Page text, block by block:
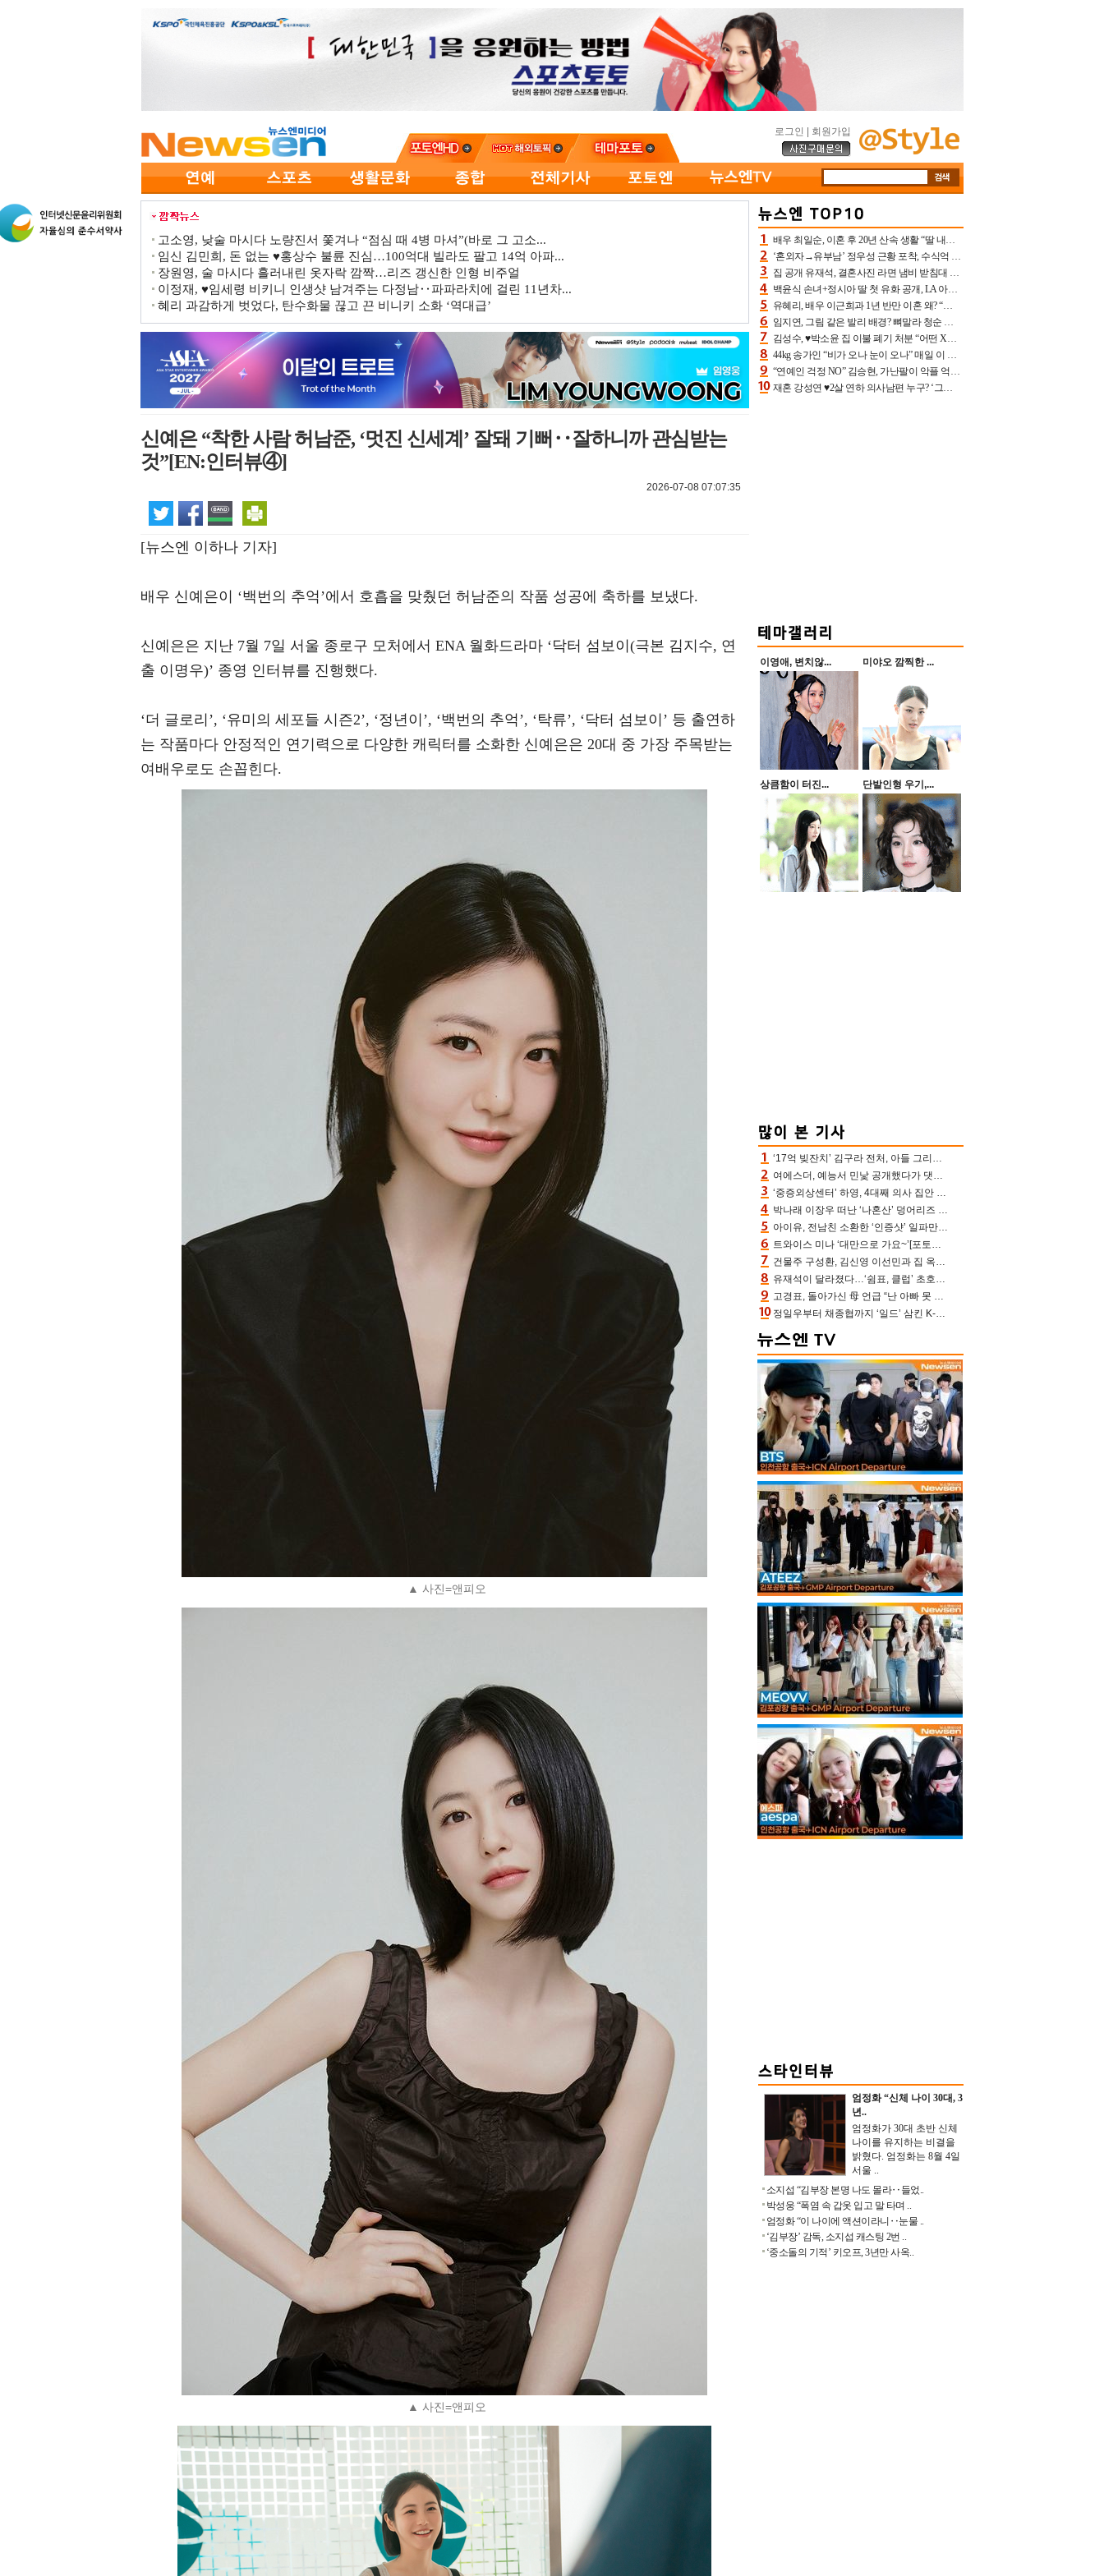
로그인 회원가입
고소영, 낮술 마시다 노량진서 쫓겨나 “점심 때 4병 마셔”(바로 그 고소...
임신 김민희, 돈 없는 ♥홍상수 불륜 진심…100억대 빌라도 팔고 14억 아파...
장원영, 술 마시다 흘러내린 옷자락 깜짝…리즈 갱신한 인형 비주얼
이정재, ♥임세령 비키니 인생샷 남겨주는 다정남‥파파라치에 걸린 11년차...
혜리 과감하게 벗었다, 탄수화물 끊고 끈 비니키 소화 ‘역대급’
신예은 “착한 사람 허남준, ‘멋진 신세계’ 잘돼 기뻐‥잘하니까 관심받는
것”[EN:인터뷰④]
2026-07-08 07:07:35
[뉴스엔 이하나 기자]
배우 신예은이 ‘백번의 추억’에서 호흡을 맞췄던 허남준의 작품 성공에 축하를 보냈다.
신예은은 지난 7월 7일 서울 종로구 모처에서 ENA 월화드라마 ‘닥터 섬보이(극본 김지수, 연
출 이명우)’ 종영 인터뷰를 진행했다.
‘더 글로리’, ‘유미의 세포들 시즌2’, ‘정년이’, ‘백번의 추억’, ‘탁류’, ‘닥터 섬보이’ 등 출연하
는 작품마다 안정적인 연기력으로 다양한 캐릭터를 소화한 신예은은 20대 중 가장 주목받는
여배우로도 손꼽힌다.
▲ 사진=앤피오
▲ 사진=앤피오
배우 최일순, 이혼 후 20년 산속 생활 “딸 내가 버렸다고 원망‥맘 아파”(특종)[어제TV]
‘혼외자→유부남’ 정우성 근황 포착, 수식억 해킹 피해 후배 만났다 “존경하는”
집 공개 유재석, 결혼사진 라면 냄비 받침대 되고 분노‥가족사진도 피해(놀뭐)[어제TV]
백윤식 손녀+정시아 딸 첫 유화 공개, LA 아트쇼→서울국제조각페스타 작가다운 수준급 실력
유혜리, 배우 이근희과 1년 반만 이혼 왜? “식칼 꽂고 의자 던져” 충격 폭로(특종)[어제TV]
임지연, 그림 같은 발리 배경? 뼈말라 청순 비키니 핏에 상대 안 되네
김성수, ♥박소윤 집 이불 폐기 처분 “어떤 X이랑 썼을지 몰라” 질투(신랑수업2)[어제TV]
44kg 송가인 “비가 오나 눈이 오나” 매일 이 운동, 허벅지 근육량 상승+체지방 감소
“연예인 걱정 NO” 김승현, 가난팔이 악플 억울할만‥아내+딸과 日 여행
재혼 강성연 ♥2살 연하 의사남편 누구? ‘그알’ 자문의에 훈남 비주얼 초엘리트 스펙 [종합]
이영애, 변치않... 미야오 깜찍한 ...
상큼함이 터진... 단발인형 우기,...
‘17억 빚잔치’ 김구라 전처, 아들 그리는 “나 뿐인데” 친엄마 챙기는 효심 눈길
여에스더, 예능서 민낯 공개했다가 댓글에 충격 “눈 왜 저렇게 처졌냐고”(에스더TV)
‘중증외상센터’ 하영, 4대째 의사 집안 인증 “증조부, 고종 황제 진료”(옥문아)[어제TV]
박나래 이장우 떠난 ‘나혼산’ 덩어리즈 왔다, 1인 1케이크에 팜유 전현무 충격[어제TV]
아이유, 전남친 소환한 ‘인증샷’ 일파만파 속…남사친 변우석 선물도 남겼나 ‘훈훈’
트와이스 미나 ‘대만으로 가요~’[포토엔HD]
건물주 구성환, 김신영 이선민과 집 옥상서 41만원 한우 파티 “화력이 성화봉송”(나혼산)
유재석이 달라졌다…‘쉼표, 클럽’ 초호화 코스에 주우재도 감탄 (놀면 뭐하니?)
고경표, 돌아가신 母 언급 “난 아빠 못 될 듯” 족보 태운 부친 응원 뭉클(나혼산)
정일우부터 채종협까지 ‘일드’ 삼킨 K-배우들의 매서운 돌풍
엄정화 “신체 나이 30대, 3
년..
엄정화가 30대 초반 신체
나이를 유지하는 비결을
밝혔다. 엄정화는 8월 4일
서울 ..
소지섭 “김부장 본명 나도 몰라‥들었..
박성웅 “폭염 속 갑옷 입고 말 타며 ..
엄정화 “이 나이에 액션이라니‥눈물 ..
‘김부장’ 감독, 소지섭 캐스팅 2번 ..
‘중소돌의 기적’ 키오프, 3년만 사옥..